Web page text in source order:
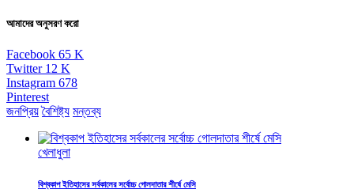
আমাদের অনুসরণ করো
Facebook 65 K
Twitter 12 K
Instagram 678
Pinterest
জনপ্রিয় বৈশিষ্ট্য মন্তব্য
খেলাধুলা
বিশ্বকাপ ইতিহাসের সর্বকালের সর্বোচ্চ গোলদাতার শীর্ষে মেসি